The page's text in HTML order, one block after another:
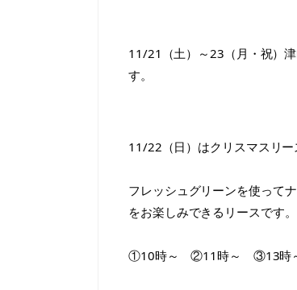
11/21（土）～23（月・祝）
す。
11/22（日）はクリスマスリ
フレッシュグリーンを使って
をお楽しみできるリースです。
①10時～　②11時～　③13時